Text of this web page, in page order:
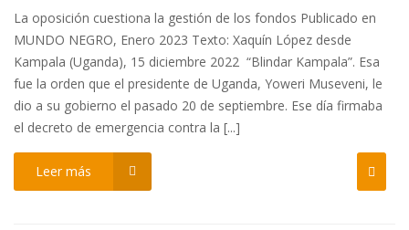
La oposición cuestiona la gestión de los fondos Publicado en
MUNDO NEGRO, Enero 2023 Texto: Xaquín López desde
Kampala (Uganda), 15 diciembre 2022 “Blindar Kampala”. Esa
fue la orden que el presidente de Uganda, Yoweri Museveni, le
dio a su gobierno el pasado 20 de septiembre. Ese día firmaba
el decreto de emergencia contra la [...]
Leer más